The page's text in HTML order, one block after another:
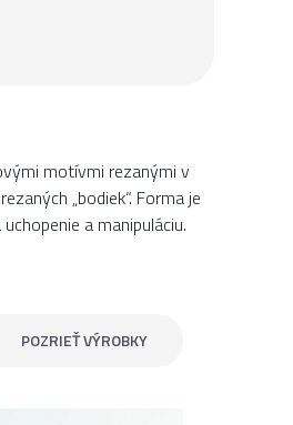
motívmi rezanými v
„bodiek“. Forma je
a manipuláciu.
POZRIEŤ VÝROBKY